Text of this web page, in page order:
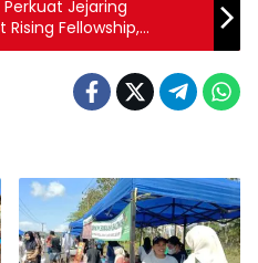
Jejaring
Fellowship,
Loong Bahas Kerja